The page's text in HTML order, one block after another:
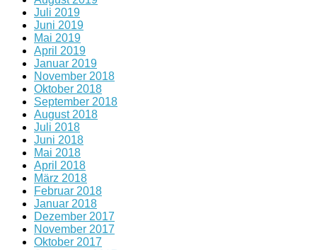
Juli 2019
Juni 2019
Mai 2019
April 2019
Januar 2019
November 2018
Oktober 2018
September 2018
August 2018
Juli 2018
Juni 2018
Mai 2018
April 2018
März 2018
Februar 2018
Januar 2018
Dezember 2017
November 2017
Oktober 2017